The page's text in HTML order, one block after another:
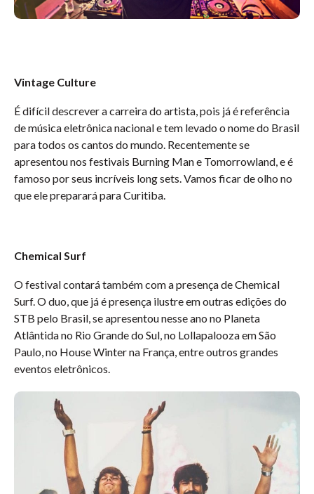
Vintage Culture
É difícil descrever a carreira do artista, pois já é referência
de música eletrônica nacional e tem levado o nome do Brasil
para todos os cantos do mundo. Recentemente se
apresentou nos festivais Burning Man e Tomorrowland, e é
famoso por seus incríveis long sets. Vamos ficar de olho no
que ele preparará para Curitiba.
Chemical Surf
O festival contará também com a presença de Chemical
Surf. O duo, que já é presença ilustre em outras edições do
STB pelo Brasil, se apresentou nesse ano no Planeta
Atlântida no Rio Grande do Sul, no Lollapalooza em São
Paulo, no House Winter na França, entre outros grandes
eventos eletrônicos.